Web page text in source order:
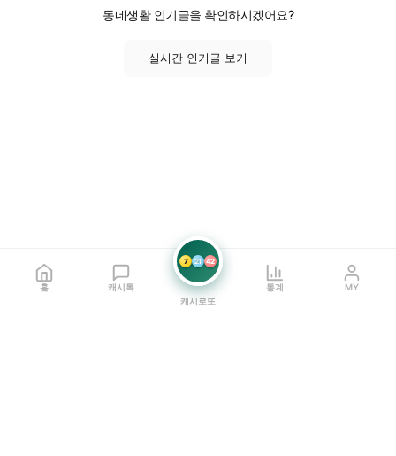
동네생활 인기글을 확인하시겠어요?
실시간 인기글 보기
홈 캐시톡
7 21 42
캐시로또
통계 MY